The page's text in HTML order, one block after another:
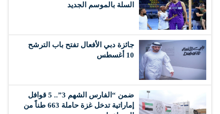
السلة بالموسم الجديد
جائزة دبي الأفعال تفتح باب الترشح
10 أغسطس
ضمن “الفارس الشهم 3”.. 5 قوافل
إماراتية تدخل غزة حاملة 663 طناً من